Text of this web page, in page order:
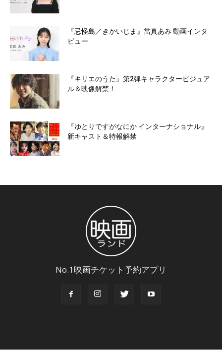
『忌怪島／きかいじま』當真あみ 動画インタ
ビュー
『キリエのうた』第2弾キャラクタービジュア
ル＆映像解禁！
『ゆとりですがなにか インターナショナル』
新キャスト＆特報解禁
No.1映画チケット予約アプリ